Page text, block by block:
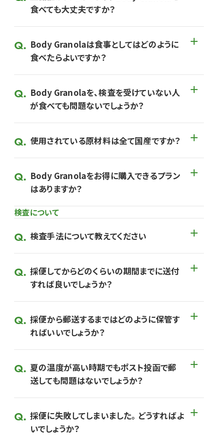
食べても大丈夫ですか？
Body Granolaは食事としてはどのように
食べたらよいですか？
Body Granolaを、検査を受けていない人
が食べても問題ないでしょうか？
使用されている原材料は全て国産ですか？
Body Granolaをお得に購入できるプラン
はありますか？
検査について
検査手法について教えてください
採便してからどのくらいの期間までに送付
すれば良いでしょうか？
採便から郵送するまではどのように保管す
ればいいでしょうか？
夏の温度が高い時期でもポスト投函で郵
送しても問題はないでしょうか？
採便に失敗してしまいました。 どうすればよ
いでしょうか？